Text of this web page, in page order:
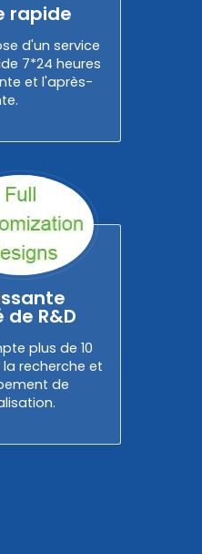
rapide
d'un service
7*24 heures
et l'après-
R&D
plus de 10
recherche et
de